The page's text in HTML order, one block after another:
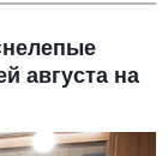
августа на